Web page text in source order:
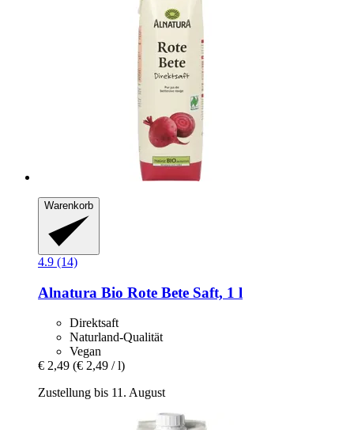
Warenkorb
4.9 (14)
Alnatura Bio Rote Bete Saft, 1 l
Direktsaft
Naturland-Qualität
Vegan
€ 2,49 (€ 2,49 / l)
Zustellung bis 11. August